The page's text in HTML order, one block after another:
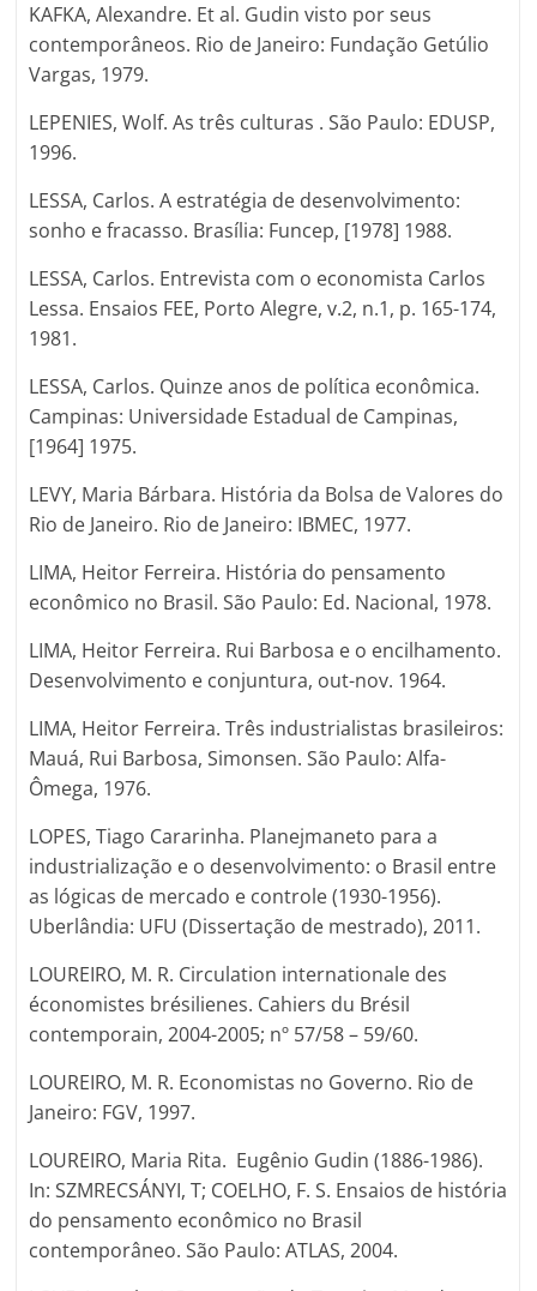
KAFKA, Alexandre. Et al. Gudin visto por seus
contemporâneos. Rio de Janeiro: Fundação Getúlio
Vargas, 1979.
LEPENIES, Wolf. As três culturas . São Paulo: EDUSP,
1996.
LESSA, Carlos. A estratégia de desenvolvimento:
sonho e fracasso. Brasília: Funcep, [1978] 1988.
LESSA, Carlos. Entrevista com o economista Carlos
Lessa. Ensaios FEE, Porto Alegre, v.2, n.1, p. 165-174,
1981.
LESSA, Carlos. Quinze anos de política econômica.
Campinas: Universidade Estadual de Campinas,
[1964] 1975.
LEVY, Maria Bárbara. História da Bolsa de Valores do
Rio de Janeiro. Rio de Janeiro: IBMEC, 1977.
LIMA, Heitor Ferreira. História do pensamento
econômico no Brasil. São Paulo: Ed. Nacional, 1978.
LIMA, Heitor Ferreira. Rui Barbosa e o encilhamento.
Desenvolvimento e conjuntura, out-nov. 1964.
LIMA, Heitor Ferreira. Três industrialistas brasileiros:
Mauá, Rui Barbosa, Simonsen. São Paulo: Alfa-
Ômega, 1976.
LOPES, Tiago Cararinha. Planejmaneto para a
industrialização e o desenvolvimento: o Brasil entre
as lógicas de mercado e controle (1930-1956).
Uberlândia: UFU (Dissertação de mestrado), 2011.
LOUREIRO, M. R. Circulation internationale des
économistes brésilienes. Cahiers du Brésil
contemporain, 2004-2005; nº 57/58 – 59/60.
LOUREIRO, M. R. Economistas no Governo. Rio de
Janeiro: FGV, 1997.
LOUREIRO, Maria Rita. Eugênio Gudin (1886-1986).
In: SZMRECSÁNYI, T; COELHO, F. S. Ensaios de história
do pensamento econômico no Brasil
contemporâneo. São Paulo: ATLAS, 2004.